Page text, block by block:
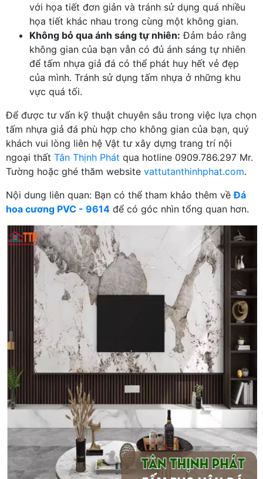
với họa tiết đơn giản và tránh sử dụng quá nhiều
họa tiết khác nhau trong cùng một không gian.
Không bỏ qua ánh sáng tự nhiên: Đảm bảo rằng
không gian của bạn vẫn có đủ ánh sáng tự nhiên
để tấm nhựa giả đá có thể phát huy hết vẻ đẹp
của mình. Tránh sử dụng tấm nhựa ở những khu
vực quá tối.
Để được tư vấn kỹ thuật chuyên sâu trong việc lựa chọn
tấm nhựa giả đá phù hợp cho không gian của bạn, quý
khách vui lòng liên hệ Vật tư xây dựng trang trí nội
ngoại thất Tân Thịnh Phát qua hotline 0909.786.297 Mr.
Tường hoặc ghé thăm website vattutanthinhphat.com.
Nội dung liên quan: Bạn có thể tham khảo thêm vềĐá
hoa cương PVC - 9614 để có góc nhìn tổng quan hơn.